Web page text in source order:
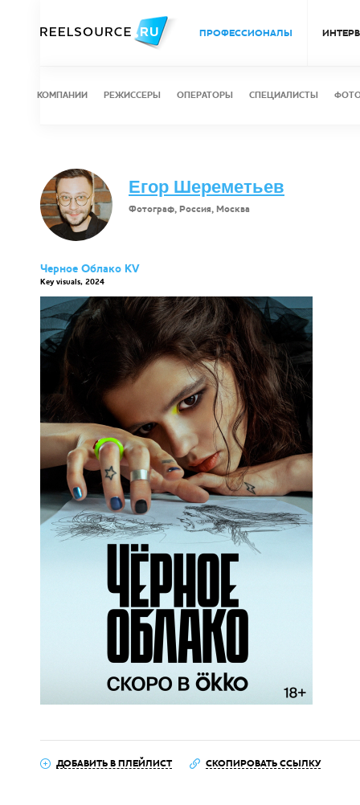
ПРОФЕССИОНАЛЫ
КОМПАНИИ РЕЖИССЕРЫ ОПЕРАТОРЫ СПЕЦИАЛИСТЫ
Егор Шереметьев
Фотограф, Россия, Москва
Черное Облако KV
Key visuals, 2024
ДОБАВИТЬ В ПЛЕЙЛИСТ СКОПИРОВАТЬ ССЫЛКУ